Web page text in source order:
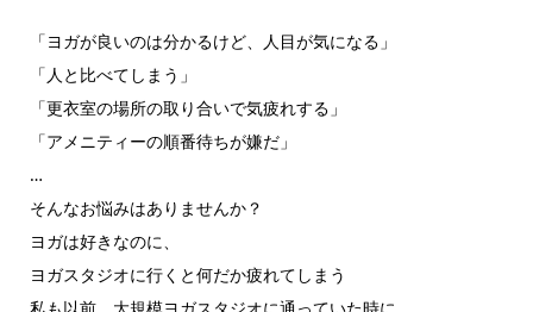
「ヨガが良いのは分かるけど、人目が気になる」
「人と比べてしまう」
「更衣室の場所の取り合いで気疲れする」
「アメニティーの順番待ちが嫌だ」
…
そんなお悩みはありませんか？
ヨガは好きなのに、
ヨガスタジオに行くと何だか疲れてしまう